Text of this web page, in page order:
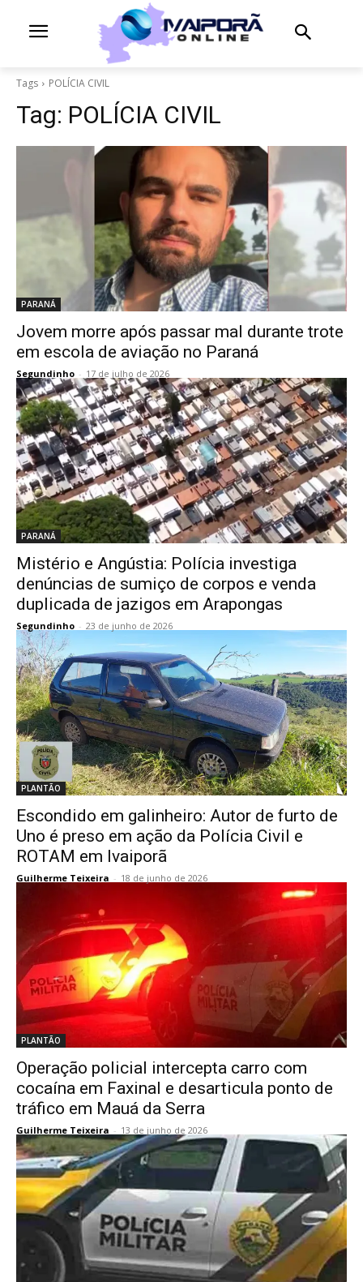
Tags POLÍCIA CIVIL
Tag: POLÍCIA CIVIL
PARANÁ
Jovem morre após passar mal durante trote
em escola de aviação no Paraná
Segundinho - 17 de julho de 2026
PARANÁ
Mistério e Angústia: Polícia investiga
denúncias de sumiço de corpos e venda
duplicada de jazigos em Arapongas
Segundinho - 23 de junho de 2026
PLANTÃO
Escondido em galinheiro: Autor de furto de
Uno é preso em ação da Polícia Civil e
ROTAM em Ivaiporã
Guilherme Teixeira - 18 de junho de 2026
PLANTÃO
Operação policial intercepta carro com
cocaína em Faxinal e desarticula ponto de
tráfico em Mauá da Serra
Guilherme Teixeira - 13 de junho de 2026